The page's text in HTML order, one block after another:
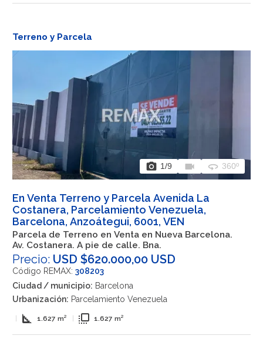
Terreno y Parcela
photo_camera 1/9 videocam 360 360º
En Venta Terreno y Parcela Avenida La
Costanera, Parcelamiento Venezuela,
Barcelona, Anzoátegui, 6001, VEN
Parcela de Terreno en Venta en Nueva Barcelona.
Av. Costanera. A pie de calle. Bna.
Precio: USD $620.000,00 USD
Código REMAX: 308203
Ciudad / municipio: Barcelona
Urbanización: Parcelamiento Venezuela
square_foot 1.627 m² flip_to_front 1.627 m²